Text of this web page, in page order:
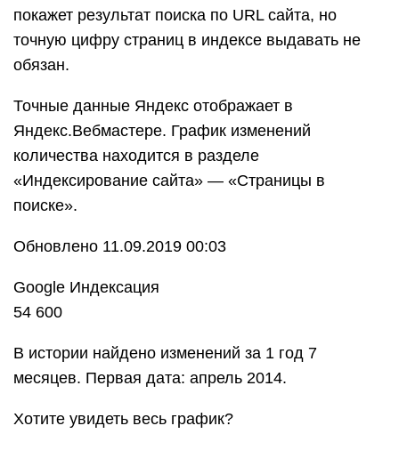
покажет результат поиска по URL сайта, но
точную цифру страниц в индексе выдавать не
обязан.
Точные данные Яндекс отображает в
Яндекс.Вебмастере. График изменений
количества находится в разделе
«Индексирование сайта» — «Страницы в
поиске».
Обновлено 11.09.2019 00:03
Google Индексация
54 600
В истории найдено изменений за 1 год 7
месяцев. Первая дата: апрель 2014.
Хотите увидеть весь график?